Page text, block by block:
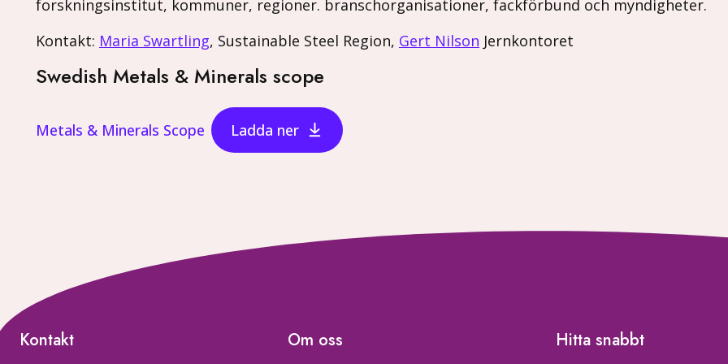
forskningsinstitut, kommuner, regioner. branschorganisationer, fackförbund och myndigheter.
Kontakt: Maria Swartling, Sustainable Steel Region, Gert Nilson Jernkontoret
Swedish Metals & Minerals scope
Metals & Minerals Scope Ladda ner
Kontakt Om oss Hitta snabbt